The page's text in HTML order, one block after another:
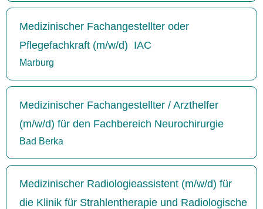
Medizinischer Fachangestellter oder
Pflegefachkraft (m/w/d) IAC
Marburg
Medizinischer Fachangestellter / Arzthelfer
(m/w/d) für den Fachbereich Neurochirurgie
Bad Berka
Medizinischer Radiologieassistent (m/w/d) für
die Klinik für Strahlentherapie und Radiologische